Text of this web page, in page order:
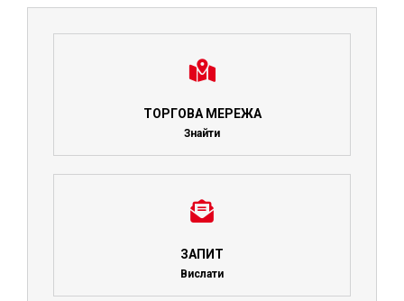
ТОРГОВА МЕРЕЖА
Знайти
ЗАПИТ
Вислати